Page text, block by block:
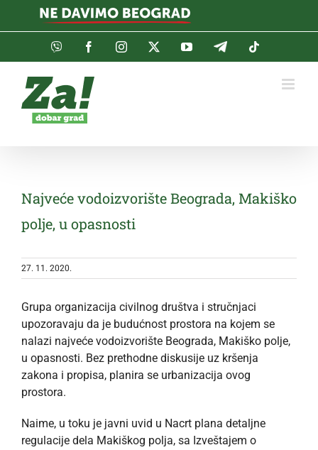
Viber FacebookInstagramTwitterYouTubeTelegram
Najveće vodoizvorište Beograda, Makiško
polje, u opasnosti
27. 11. 2020.
Grupa organizacija civilnog društva i stručnjaci
upozoravaju da je budućnost prostora na kojem se
nalazi najveće vodoizvorište Beograda, Makiško polje,
u opasnosti. Bez prethodne diskusije uz kršenja
zakona i propisa, planira se urbanizacija ovog
prostora.
Naime, u toku je javni uvid u Nacrt plana detaljne
regulacije dela Makiškog polja, sa Izveštajem o